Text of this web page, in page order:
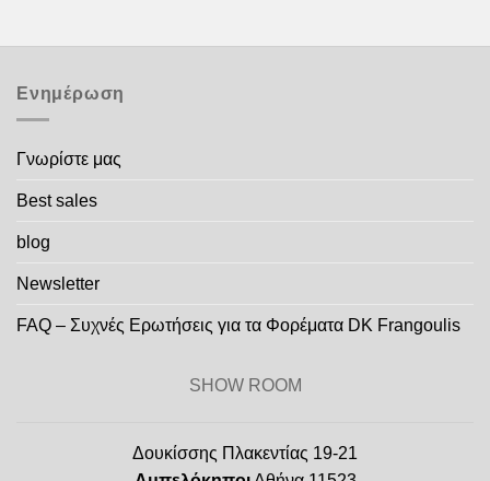
Ενημέρωση
Γνωρίστε μας
Best sales
blog
Newsletter
FAQ – Συχνές Ερωτήσεις για τα Φορέματα DK Frangoulis
SHOW ROOM
Δουκίσσης Πλακεντίας 19-21